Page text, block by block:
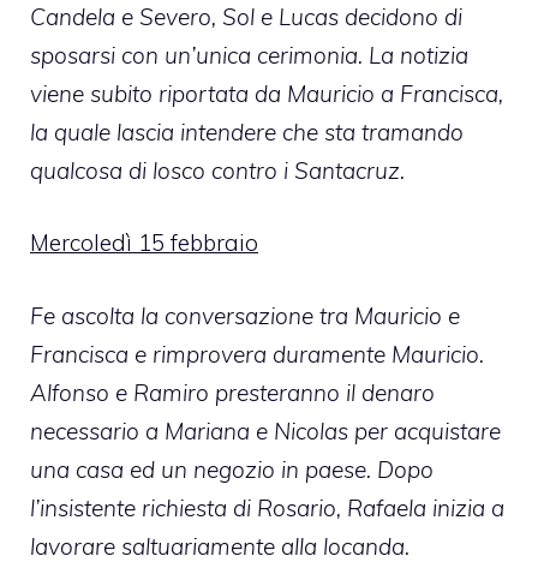
Candela e Severo, Sol e Lucas decidono di
sposarsi con un’unica cerimonia. La notizia
viene subito riportata da Mauricio a Francisca,
la quale lascia intendere che sta tramando
qualcosa di losco contro i Santacruz.
Mercoledì 15 febbraio
Fe ascolta la conversazione tra Mauricio e
Francisca e rimprovera duramente Mauricio.
Alfonso e Ramiro presteranno il denaro
necessario a Mariana e Nicolas per acquistare
una casa ed un negozio in paese. Dopo
l’insistente richiesta di Rosario, Rafaela inizia a
lavorare saltuariamente alla locanda.